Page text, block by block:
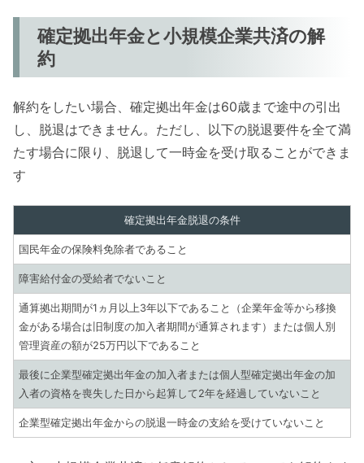
確定拠出年金と小規模企業共済の解
約
解約をしたい場合、確定拠出年金は60歳まで途中の引出
し、脱退はできません。ただし、以下の脱退要件を全て満
たす場合に限り、脱退して一時金を受け取ることができま
す
確定拠出年金脱退の条件
国民年金の保険料免除者であること
障害給付金の受給者でないこと
通算拠出期間が1ヵ月以上3年以下であること（企業年金等から移換
金がある場合は旧制度の加入者期間が通算されます）または個人別
管理資産の額が25万円以下であること
最後に企業型確定拠出年金の加入者または個人型確定拠出年金の加
入者の資格を喪失した日から起算して2年を経過していないこと
企業型確定拠出年金からの脱退一時金の支給を受けていないこと